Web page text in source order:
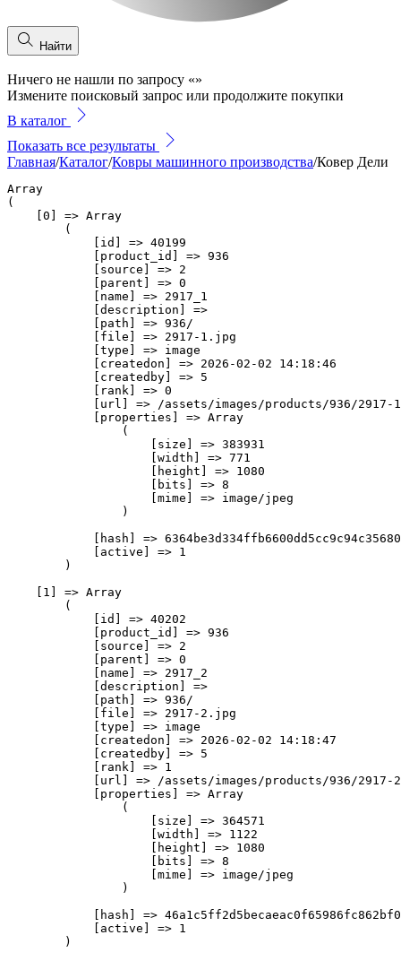
Найти
Ничего не нашли по запросу «»
Измените поисковый запрос или продолжите покупки
В каталог
Показать все результаты
Главная/Каталог/Ковры машинного производства/Ковер Дели
Array
(
    [0] => Array
        (
            [id] => 40199
            [product_id] => 936
            [source] => 2
            [parent] => 0
            [name] => 2917_1
            [description] =>
            [path] => 936/
            [file] => 2917-1.jpg
            [type] => image
            [createdon] => 2026-02-02 14:18:46
            [createdby] => 5
            [rank] => 0
[url] => /assets/images/products/936/2917-
            [properties] => Array
                (
                    [size] => 383931
                    [width] => 771
                    [height] => 1080
                    [bits] => 8
                    [mime] => image/jpeg
                )
[hash] =>
            [active] => 1
        )
    [1] => Array
        (
            [id] => 40202
            [product_id] => 936
            [source] => 2
            [parent] => 0
            [name] => 2917_2
            [description] =>
            [path] => 936/
            [file] => 2917-2.jpg
            [type] => image
            [createdon] => 2026-02-02 14:18:47
            [createdby] => 5
            [rank] => 1
[url] => /assets/images/products/936/2917-
            [properties] => Array
                (
                    [size] => 364571
                    [width] => 1122
                    [height] => 1080
                    [bits] => 8
                    [mime] => image/jpeg
                )
[hash] =>
            [active] => 1
        )